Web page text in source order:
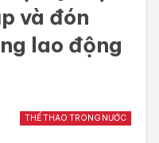
và đón
lao động
THỂ THAO TRONG NƯỚC